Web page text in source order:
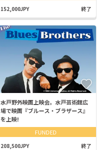
152,000JPY 終了
水戸野外映画上映会。水戸芸術館広
場で映画『ブルース・ブラザース』
を上映!
FUNDED
208,500JPY 終了